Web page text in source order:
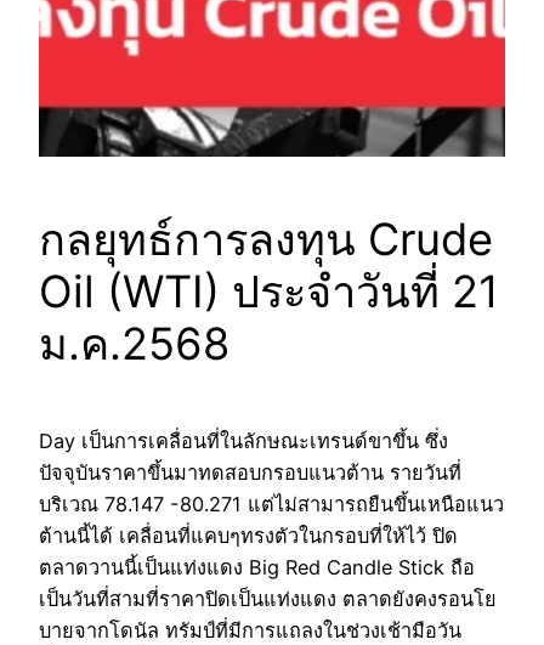
กลยุทธ์การลงทุน Crude
Oil (WTI) ประจำวันที่ 21
ม.ค.2568
Day เป็นการเคลื่อนที่ในลักษณะเทรนด์ขาขึ้น ซึ่ง
ปัจจุบันราคาขึ้นมาทดสอบกรอบแนวต้าน รายวันที่
บริเวณ 78.147 -80.271 แต่ไม่สามารถยืนขึ้นเหนือแนว
ต้านนี้ได้ เคลื่อนที่แคบๆทรงตัวในกรอบที่ให้ไว้ ปิด
ตลาดวานนี้เป็นแท่งแดง Big Red Candle Stick ถือ
เป็นวันที่สามที่ราคาปิดเป็นแท่งแดง ตลาดยังคงรอนโย
บายจากโดนัล ทรัมป์ที่มีการแถลงในช่วงเช้ามือวัน